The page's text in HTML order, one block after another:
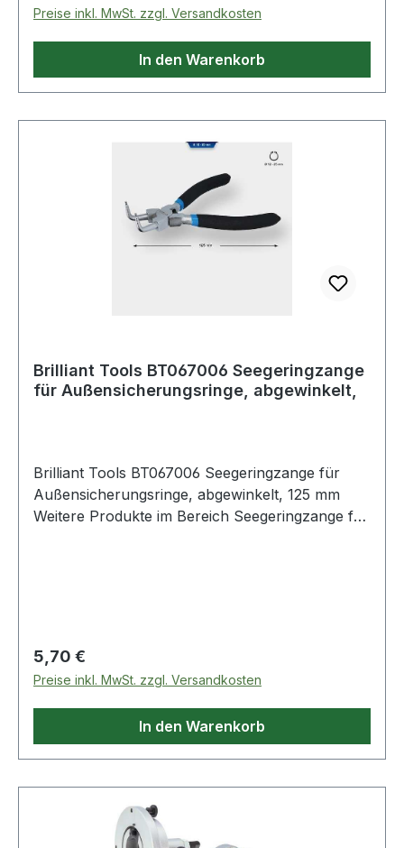
Preise inkl. MwSt. zzgl. Versandkosten
In den Warenkorb
Brilliant Tools BT067006 Seegeringzange
für Außensicherungsringe, abgewinkelt,
Brilliant Tools BT067006 Seegeringzange für
Außensicherungsringe, abgewinkelt, 125 mm
Weitere Produkte im Bereich Seegeringzange für
Regulärer Preis:
5,70 €
Preise inkl. MwSt. zzgl. Versandkosten
In den Warenkorb